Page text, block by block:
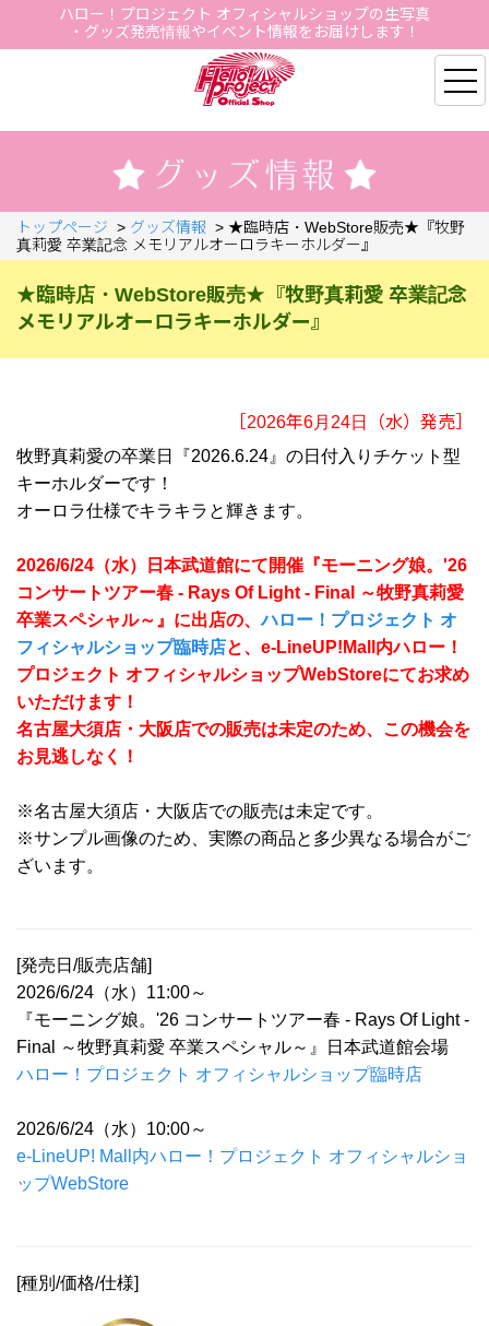
ハロー！プロジェクト オフィシャルショップの生写真
・グッズ発売情報やイベント情報をお届けします！
Hello Project Official
トップページ > グッズ情報 > ★臨時店・WebStore販売★『牧野
真莉愛 卒業記念 メモリアルオーロラキーホルダー』
★臨時店・WebStore販売★『牧野真莉愛 卒業記念
メモリアルオーロラキーホルダー』
［2026年6月24日（水）発売］
牧野真莉愛の卒業日『2026.6.24』の日付入りチケット型
キーホルダーです！
オーロラ仕様でキラキラと輝きます。
2026/6/24（水）日本武道館にて開催『モーニング娘。'26
コンサートツアー春 - Rays Of Light - Final ～牧野真莉愛
卒業スペシャル～』に出店の、ハロー！プロジェクト オ
フィシャルショップ臨時店と、e-LineUP!Mall内ハロー！
プロジェクト オフィシャルショップWebStoreにてお求め
いただけます！
名古屋大須店・大阪店での販売は未定のため、この機会を
お見逃しなく！
※名古屋大須店・大阪店での販売は未定です。
※サンプル画像のため、実際の商品と多少異なる場合がご
ざいます。
[発売日/販売店舗]
2026/6/24（水）11:00～
『モーニング娘。'26 コンサートツアー春 - Rays Of Light -
Final ～牧野真莉愛 卒業スペシャル～』日本武道館会場
ハロー！プロジェクト オフィシャルショップ臨時店
2026/6/24（水）10:00～
e-LineUP! Mall内ハロー！プロジェクト オフィシャルショ
ップWebStore
[種別/価格/仕様]